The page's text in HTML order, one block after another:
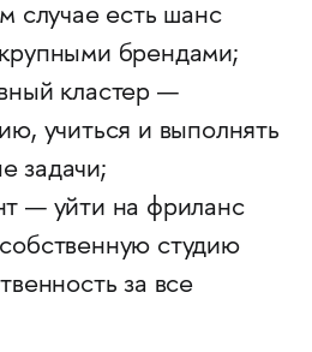
случае есть шанс
брендами;
кластер —
учиться и выполнять
задачи;
— уйти на фриланс
студию
за все